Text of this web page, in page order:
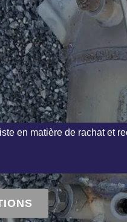
en matière de rachat et